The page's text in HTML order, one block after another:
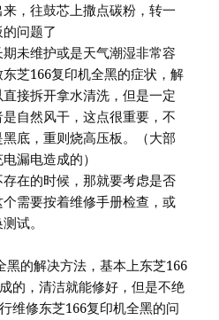
，往鼓芯上撒点碳粉，转一
问题了
未维护或是天气潮湿非常容
芝166复印机全黑的症状，解
接拆开拿水清洗，但是一定
自然风干，这点很重要，不
底，重则烧高压板。（大部
漏电造成的）
在的时候，那就要考虑是否
需要按着维修手册检查，或
试。
黑的解决方法，基本上东芝166
的，清洁就能修好，但是不绝
维修东芝166复印机全黑的问